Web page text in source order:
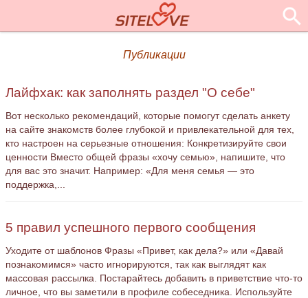
Публикации
Лайфхак: как заполнять раздел "О себе"
Вот несколько рекомендаций, которые помогут сделать анкету
на сайте знакомств более глубокой и привлекательной для тех,
кто настроен на серьезные отношения: Конкретизируйте свои
ценности Вместо общей фразы «хочу семью», напишите, что
для вас это значит. Например: «Для меня семья — это
поддержка,...
5 правил успешного первого сообщения
Уходите от шаблонов Фразы «Привет, как дела?» или «Давай
познакомимся» часто игнорируются, так как выглядят как
массовая рассылка. Постарайтесь добавить в приветствие что-то
личное, что вы заметили в профиле собеседника. Используйте